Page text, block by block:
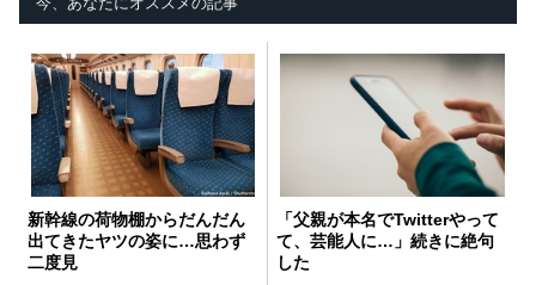
新幹線の荷物棚からだんだん
出てきたヤツの姿に…思わず
二度見
「父親が本名でTwitterやって
て、芸能人に…」続きに絶句
した